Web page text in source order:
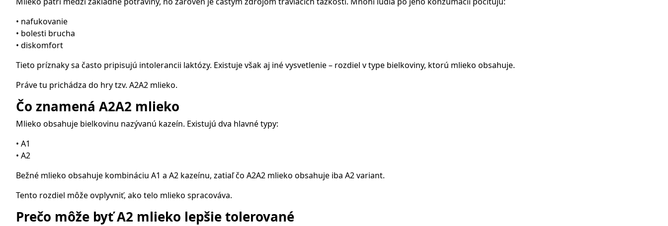
• nafukovanie
• bolesti brucha
• diskomfort
Tieto príznaky sa často pripisujú intolerancii laktózy. Existuje však aj iné vysvetlenie – rozdiel v type bielkoviny, ktorú mlieko obsahuje.
Práve tu prichádza do hry tzv. A2A2 mlieko.
Čo znamená A2A2 mlieko
Mlieko obsahuje bielkovinu nazývanú kazeín. Existujú dva hlavné typy:
• A1
• A2
Bežné mlieko obsahuje kombináciu A1 a A2 kazeínu, zatiaľ čo A2A2 mlieko obsahuje iba A2 variant.
Tento rozdiel môže ovplyvniť, ako telo mlieko spracováva.
Prečo môže byť A2 mlieko lepšie tolerované